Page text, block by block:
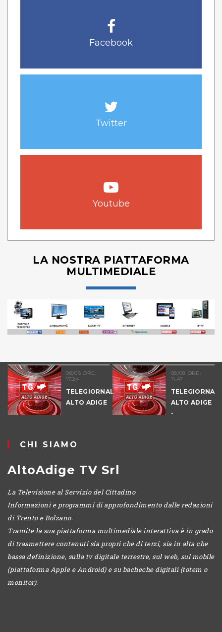
Facebook
Twitter
Youtube
LA NOSTRA PIATTAFORMA
MULTIMEDIALE
08/08 ORE:
17.24
TELEGIORNALE
ALTO ADIGE
08/08 ORE:
11.47
ALTO ADIGE
-
CHI SIAMO
AltoAdige TV Srl
La Televisione al Servizio del Cittadino
Informazioni e programmi di approfondimento dalle redazioni
di Trento e Bolzano.
Tramite la sua piattaforma multimediale interattiva è in grado
di trasmettere contenuti sia propri che di terzi, sia in alta che
bassa definizione, sulla tv digitale terrestre, sul web, sul mobile
(piattaforma Apple e Android) e su bacheche digitali (totem o
monitor).